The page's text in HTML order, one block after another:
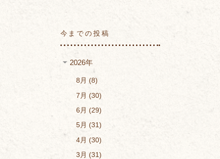
今までの投稿
2026年
8月
8
7月
30
6月
29
5月
31
4月
30
3月
31